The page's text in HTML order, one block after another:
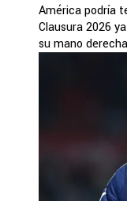
América podría
Clausura 2026
su mano